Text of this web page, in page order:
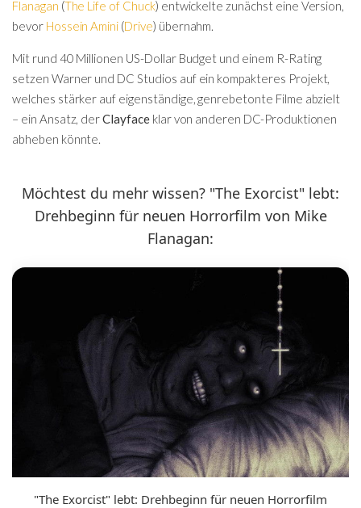
Flanagan (The Life of Chuck) entwickelte zunächst eine Version,
bevor Hossein Amini (Drive) übernahm.
Mit rund 40 Millionen US-Dollar Budget und einem R-Rating
setzen Warner und DC Studios auf ein kompakteres Projekt,
welches stärker auf eigenständige, genrebetonte Filme abzielt
– ein Ansatz, derClayfaceklar von anderen DC-Produktionen
abheben könnte.
Möchtest du mehr wissen? "The Exorcist" lebt:
Drehbeginn für neuen Horrorfilm von Mike
Flanagan:
"The Exorcist" lebt: Drehbeginn für neuen Horrorfilm